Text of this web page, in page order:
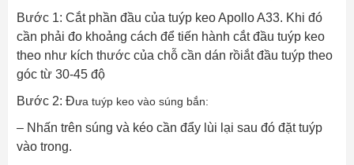
Bước 1: Cắt phần đầu của tuýp keo Apollo A33. Khi đó
cần phải đo khoảng cách để tiến hành cắt đầu tuýp keo
theo như kích thước của chỗ cần dán rồiắt đầu tuýp theo
góc từ 30-45 độ
Bước 2: Đưa tuýp keo vào súng bắn:
– Nhấn trên súng và kéo cần đẩy lùi lại sau đó đặt tuýp
vào trong.